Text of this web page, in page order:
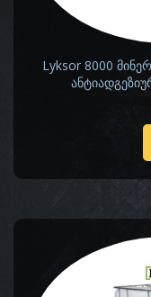
Lyksor 8000